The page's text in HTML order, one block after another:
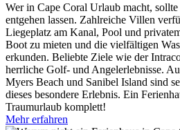
Wer in Cape Coral Urlaub macht,
entgehen lassen. Zahlreiche Villen
Liegeplatz am Kanal, Pool und
Boot zu mieten und die vielfältigen
erkunden. Beliebte Ziele wie der
herrliche Golf- und Angelerlebnisse.
Myers Beach und Sanibel Island sind
dieses besondere Erlebnis. Ein
Traumurlaub komplett!
Mehr erfahren